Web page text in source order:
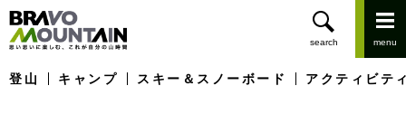
登山 キャンプ スキー＆スノーボード アクティビテ